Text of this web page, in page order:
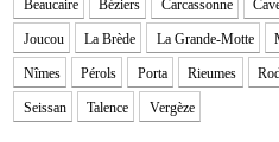
Beaucaire Béziers Carcassonne
Joucou La Brède La Grande-Motte
Nîmes Pérols Porta Rieumes
Seissan Talence Vergèze